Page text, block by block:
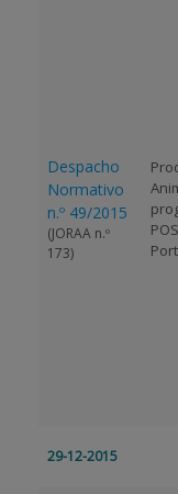
Despacho
Normativo
n.º 49/2015
(JORAA n.º
173)
29-12-2015